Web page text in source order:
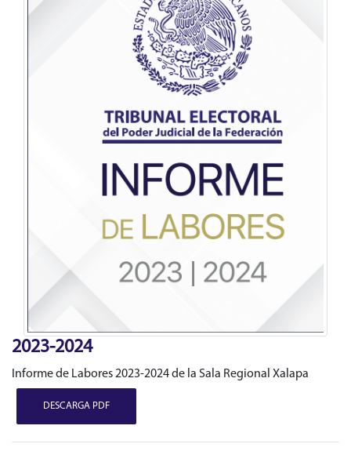
2023-2024
Informe de Labores 2023-2024 de la Sala Regional Xalapa
DESCARGA PDF